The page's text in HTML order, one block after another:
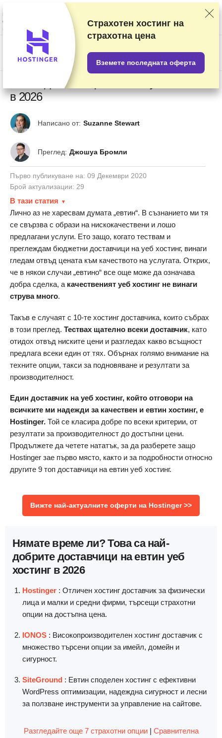
Класираме доставчиците на базата на подробни тестове и проучвания,
но също така вземаме предвид вашите отзиви и търговски си
споразумения с различните доставчици. Тази страница съдържа
партньорски връзки.
Разкриване на реклама .
US$
10 топ доставчици на евтин уеб хостинг
в 2026
Написано от: Suzanne Stewart
Преглед: Джошуа Бромли
Първо публикуване на: 09 Декември 2020
Брой актуализации: 29
В тази статия
Лично аз не харесвам думата „евтин“. В съзнанието ми тя
се свързва с образи на нискокачествени и лошо
предлагани услуги. Ето защо, когато тествам и
преглеждам бюджетни доставчици на уеб хостинг, винаги
гледам отвъд цената към качеството на услугата. Открих,
че в някои случаи „евтино“ все още може да означава
добра сделка, а качественият уеб хостинг не винаги
струва много.
Такъв е случаят с 10-те хостинг доставчика, които събрах
в този преглед. Тествах щателно всеки доставчик, като
отидох отвъд ниските цени и разгледах какво всъщност
предлага всеки един от тях. Обърнах голямо внимание на
техните опции, такси за подновяване и резултати за
производителност.
Един доставчик на уеб хостинг, който отговори на
всичките ми надежди за качествен и евтин хостинг, е
Hostinger. Той се класира добре по всеки критерии, от
резултати за производителност до достъпни цени.
Продължете да четете нататък, за да разберете защо
Hostinger зае първо място, както и за подробности относно
другите 9 топ доставчици на евтин уеб хостинг.
Вижте най-актуалните оферти на Hostinger >>
Нямате време ли? Това са най-
добрите доставчици на евтин уеб
хостинг в 2026
Hostinger : Отличен хостинг доставчик за физически
лица и малки и средни фирми, търсещи страхотни
опции на достъпна цена.
IONOS : Високопроизводителен хостинг доставчик с
множество търсени опции за имейл, домейн и
сигурност.
SiteGround : Евтин споделен хостинг с ефективни
WordPress оптимизации, надеждна сигурност и лесни
за ползване инструменти за управление на сайтове.
Разгледайте още 7 страхотни опции| Сравнителна
Страхотен хостинг на
страхотна цена
Вземете последната оферта